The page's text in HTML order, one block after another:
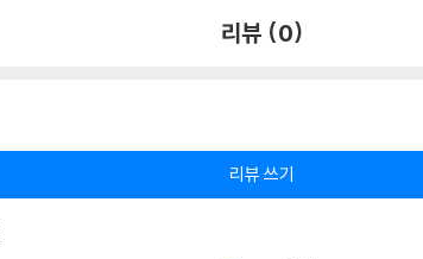
리뷰 (0)
리뷰 쓰기